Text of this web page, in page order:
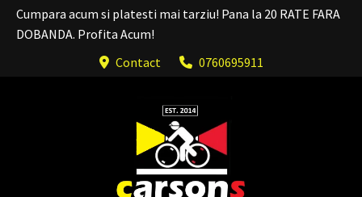
Cumpara acum si platesti mai tarziu! Pana la 20 RATE FARA
DOBANDA. Profita Acum!
Contact
0760695911